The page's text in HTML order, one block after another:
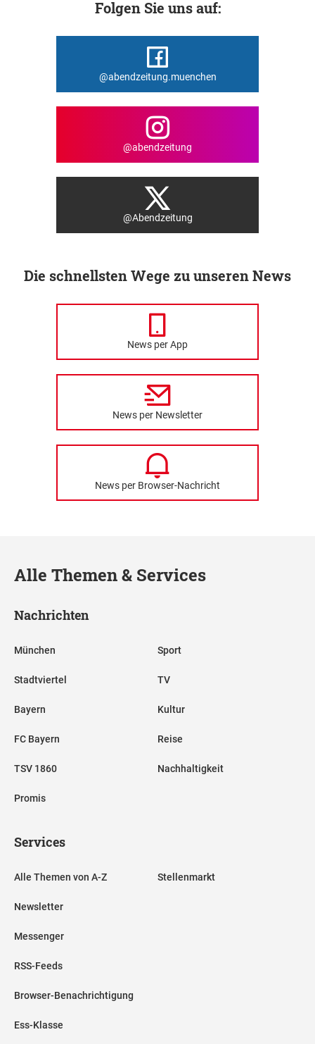
Folgen Sie uns auf:
@abendzeitung.muenchen
@abendzeitung
@Abendzeitung
Die schnellsten Wege zu unseren News
News per App
News per Newsletter
News per Browser-Nachricht
Alle Themen & Services
Nachrichten
München
Stadtviertel
Bayern
FC Bayern
TSV 1860
Promis
Sport
TV
Kultur
Reise
Nachhaltigkeit
Services
Alle Themen von A-Z
Newsletter
Messenger
RSS-Feeds
Browser-Benachrichtigung
Ess-Klasse
Stellenmarkt